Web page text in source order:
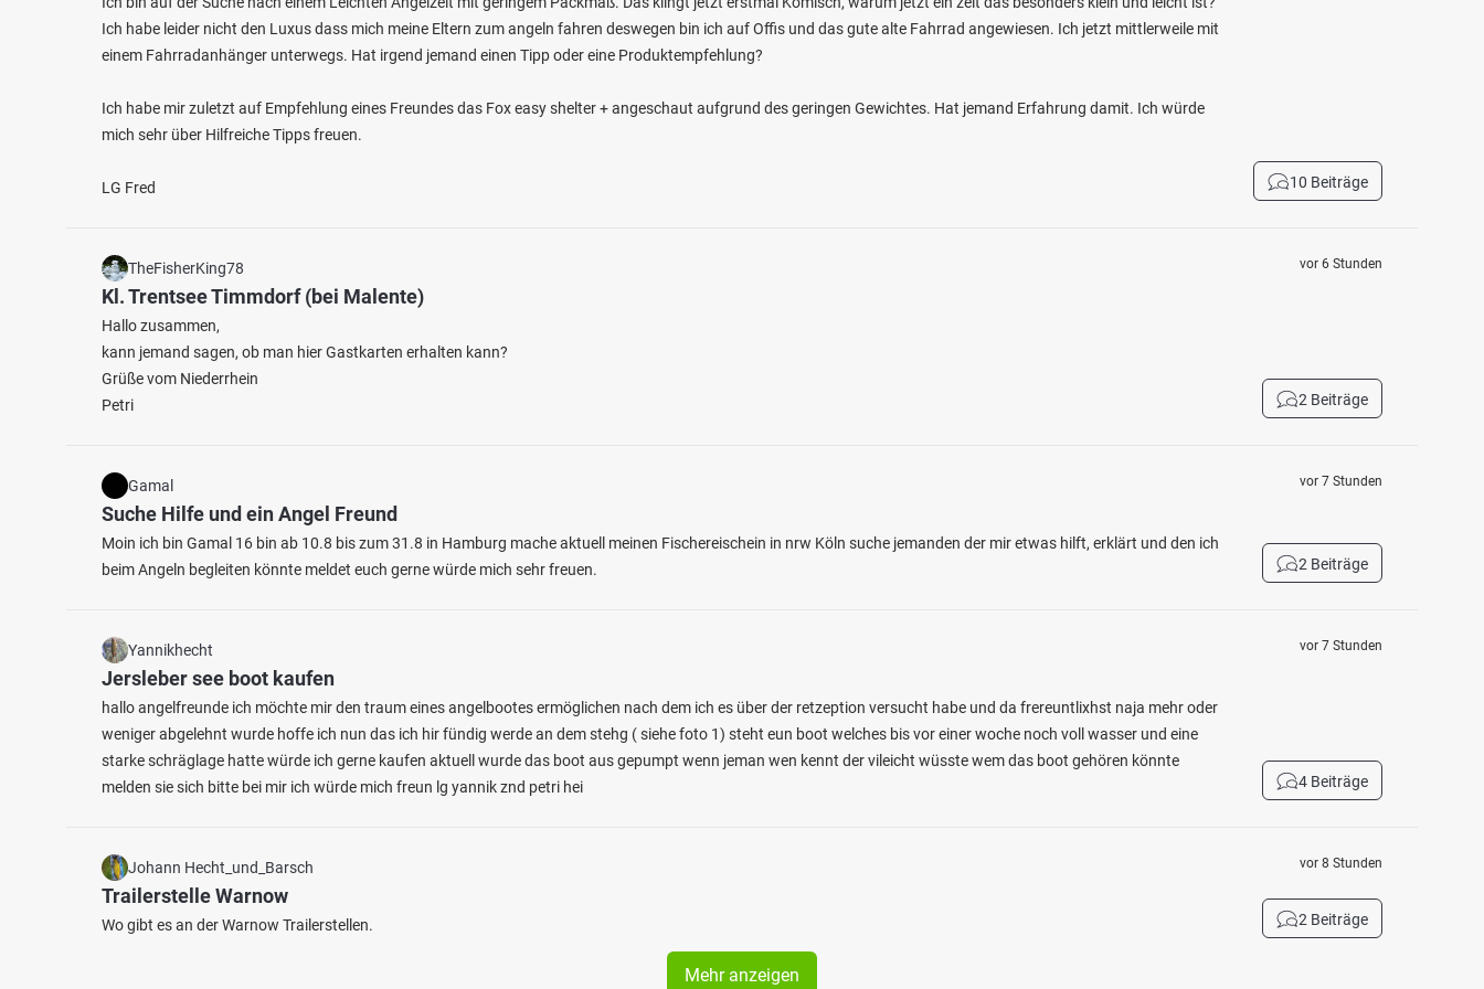
Fischarten: Bachforelle, Döbel
Fluss bei 54649 Waxweiler
Ich habe leider nicht den Luxus dass mich meine Eltern zum angeln fahren deswegen bin ich auf Offis und das gute alte Fahrrad angewiesen. Ich jetzt mittlerweile mit
einem Fahrradanhänger unterwegs. Hat irgend jemand einen Tipp oder eine Produktempfehlung?
Ich habe mir zuletzt auf Empfehlung eines Freundes das Fox easy shelter + angeschaut aufgrund des geringen Gewichtes. Hat jemand Erfahrung damit. Ich würde
mich sehr über Hilfreiche Tipps freuen.
LG Fred 10 Beiträge
TheFisherKing78
Kl. Trentsee Timmdorf (bei Malente)
Hallo zusammen,
kann jemand sagen, ob man hier Gastkarten erhalten kann?
Grüße vom Niederrhein
Petri
vor 6 Stunden
2 Beiträge
Gamal
Suche Hilfe und ein Angel Freund
Moin ich bin Gamal 16 bin ab 10.8 bis zum 31.8 in Hamburg mache aktuell meinen Fischereischein in nrw Köln suche jemanden der mir etwas hilft, erklärt und den ich
beim Angeln begleiten könnte meldet euch gerne würde mich sehr freuen.
vor 7 Stunden
2 Beiträge
Yannikhecht
Jersleber see boot kaufen
hallo angelfreunde ich möchte mir den traum eines angelbootes ermöglichen nach dem ich es über der retzeption versucht habe und da frereuntlixhst naja mehr oder
weniger abgelehnt wurde hoffe ich nun das ich hir fündig werde an dem stehg ( siehe foto 1) steht eun boot welches bis vor einer woche noch voll wasser und eine
starke schräglage hatte würde ich gerne kaufen aktuell wurde das boot aus gepumpt wenn jeman wen kennt der vileicht wüsste wem das boot gehören könnte
melden sie sich bitte bei mir ich würde mich freun lg yannik znd petri hei
vor 7 Stunden
4 Beiträge
Johann Hecht_und_Barsch
Trailerstelle Warnow
Wo gibt es an der Warnow Trailerstellen.
vor 8 Stunden
2 Beiträge
Mehr anzeigen